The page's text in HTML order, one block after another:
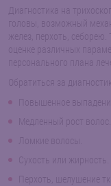
Диагностика на
головы, возможный
желез, перхоть,
оценке различных
персонального плана
Обратиться за
Повышенное
Медленный рост волос.
Ломкие волосы.
Сухость или жирность.
Перхоть, шелушение